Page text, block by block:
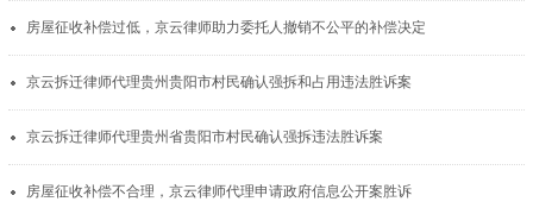
房屋征收补偿过低，京云律师助力委托人撤销不公平的补偿决定
京云拆迁律师代理贵州贵阳市村民确认强拆和占用违法胜诉案
京云拆迁律师代理贵州省贵阳市村民确认强拆违法胜诉案
房屋征收补偿不合理，京云律师代理申请政府信息公开案胜诉